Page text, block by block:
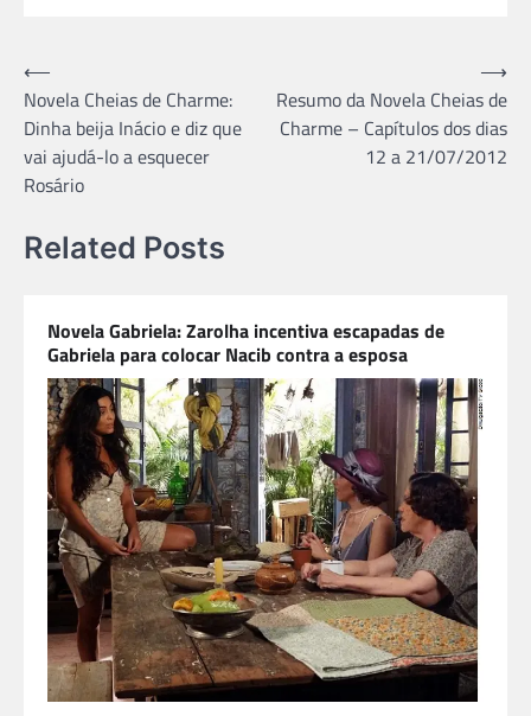
Navegação
de
Post
⟵
Novela Cheias de Charme:
Dinha beija Inácio e diz que
vai ajudá-lo a esquecer
Rosário
Resumo da Novela Cheias de
Charme – Capítulos dos dias
12 a 21/07/2012
⟶
Related Posts
Novela Gabriela: Zarolha incentiva escapadas de
Gabriela para colocar Nacib contra a esposa